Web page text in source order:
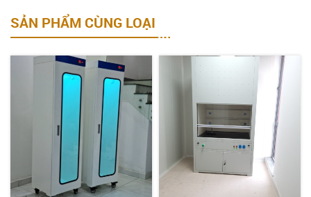
SẢN PHẨM CÙNG LOẠI